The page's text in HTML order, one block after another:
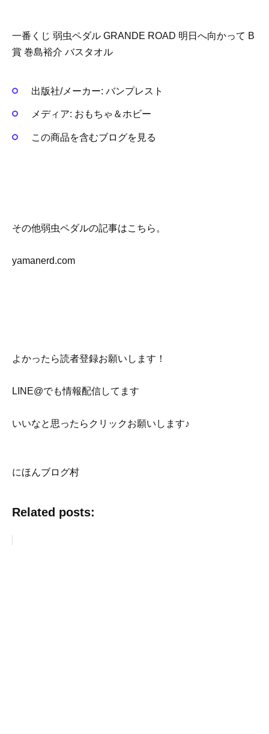
一番くじ 弱虫ペダル GRANDE ROAD 明日へ向かって B
賞 巻島裕介 バスタオル
出版社/メーカー: バンプレスト
メディア: おもちゃ＆ホビー
この商品を含むブログを見る
その他弱虫ペダルの記事はこちら。
yamanerd.com
よかったら読者登録お願いします！
LINE@でも情報配信してます
いいなと思ったらクリックお願いします♪
にほんブログ村
Related posts: